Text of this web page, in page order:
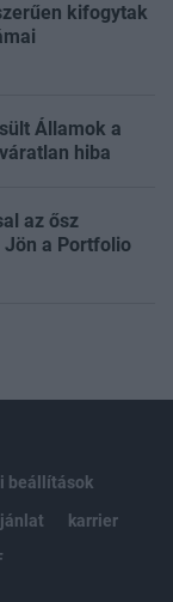
kifogytak
Államok a
hiba
az ősz
Jön a Portfolio
beállítások
karrier